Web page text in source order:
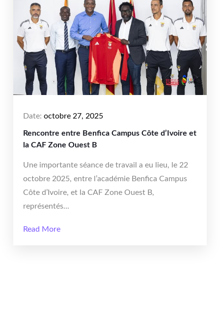
Date: octobre 27, 2025
Rencontre entre Benfica Campus Côte d’Ivoire et
la CAF Zone Ouest B
Une importante séance de travail a eu lieu, le 22
octobre 2025, entre l’académie Benfica Campus
Côte d’Ivoire, et la CAF Zone Ouest B,
représentés...
Read More